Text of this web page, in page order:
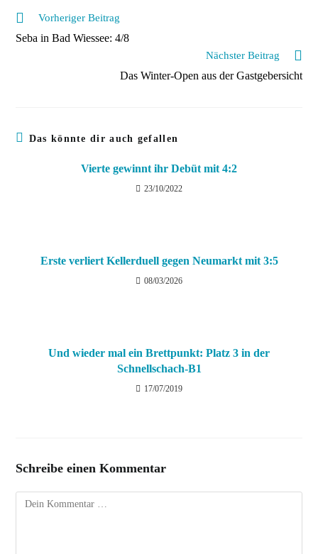
Weitere
ansehen
Vorheriger Beitrag
Seba in Bad Wiessee: 4/8
Nächster Beitrag
Das Winter-Open aus der Gastgebersicht
Das könnte dir auch gefallen
Vierte gewinnt ihr Debüt mit 4:2
23/10/2022
Erste verliert Kellerduell gegen Neumarkt mit 3:5
08/03/2026
Und wieder mal ein Brettpunkt: Platz 3 in der
Schnellschach-B1
17/07/2019
Schreibe einen Kommentar
Kommentar